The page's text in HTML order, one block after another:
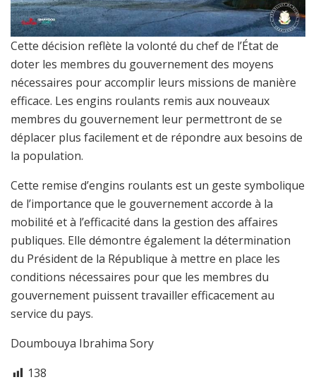
Cette décision reflète la volonté du chef de l’État de
doter les membres du gouvernement des moyens
nécessaires pour accomplir leurs missions de manière
efficace. Les engins roulants remis aux nouveaux
membres du gouvernement leur permettront de se
déplacer plus facilement et de répondre aux besoins de
la population.
Cette remise d’engins roulants est un geste symbolique
de l’importance que le gouvernement accorde à la
mobilité et à l’efficacité dans la gestion des affaires
publiques. Elle démontre également la détermination
du Président de la République à mettre en place les
conditions nécessaires pour que les membres du
gouvernement puissent travailler efficacement au
service du pays.
Doumbouya Ibrahima Sory
138